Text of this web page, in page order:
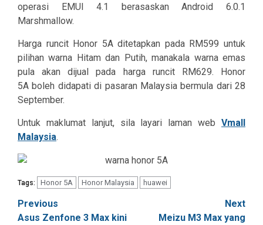
operasi EMUI 4.1 berasaskan Android 6.0.1
Marshmallow.
Harga runcit Honor 5A ditetapkan pada RM599 untuk
pilihan warna Hitam dan Putih, manakala warna emas
pula akan dijual pada harga runcit RM629. Honor
5A boleh didapati di pasaran Malaysia bermula dari 28
September.
Untuk maklumat lanjut, sila layari laman web Vmall
Malaysia.
Tags: Honor 5A Honor Malaysia huawei
Post
Previous
Asus Zenfone 3 Max kini
Next
Meizu M3 Max yang